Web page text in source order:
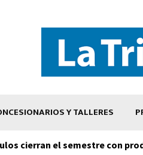
Y TALLERES
cierran el semestre con